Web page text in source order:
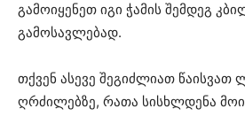
გამოიყენეთ იგი ჭამის შემდეგ
გამოსავლებად.
თქვენ ასევე შეგიძლიათ წაისვათ
ღრძილებზე, რათა სისხლდენა